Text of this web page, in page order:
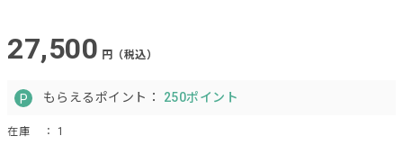
27,500 円（税込）
もらえるポイント： 250ポイント
在庫 ： 1